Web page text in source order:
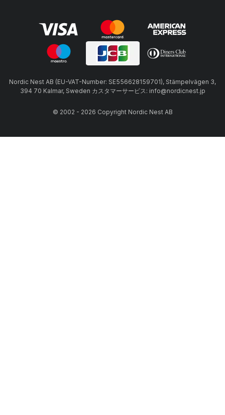
Nordic Nest AB (EU-VAT-Number: SE556628159701), Stämpelvägen 3,
394 70 Kalmar, Sweden カスタマーサービス: info@nordicnest.jp
© 2002 - 2026 Copyright Nordic Nest AB